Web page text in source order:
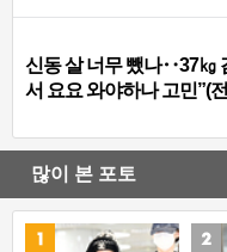
신동 살 너무 뺐나‥37㎏
서 요요 와야하나 고민”(
많이 본 포토